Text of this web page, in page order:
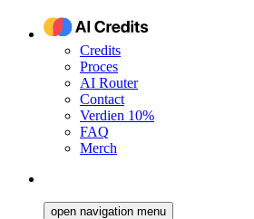
Credits
Proces
AI Router
Contact
Verdien 10%
FAQ
Merch
open navigation menu